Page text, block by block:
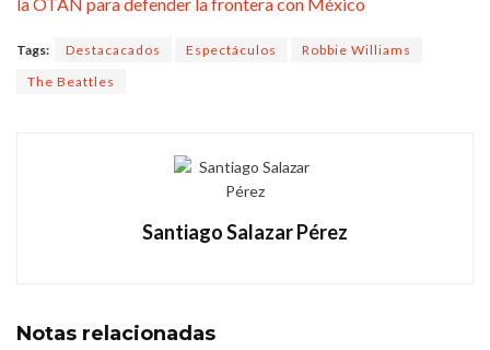
Tags: Destacacados Espectáculos
Robbie Williams
The Beattles
Santiago Salazar Pérez
Notas relacionadas